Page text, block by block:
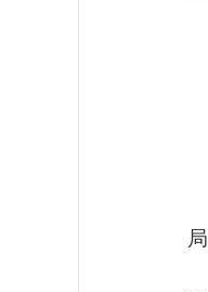
局